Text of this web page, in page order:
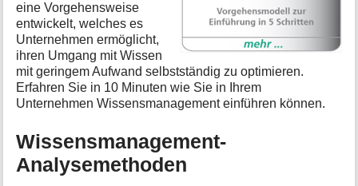
eine Vorgehensweise
entwickelt, welches es
Unternehmen ermöglicht,
ihren Umgang mit Wissen
mit geringem Aufwand selbstständig zu optimieren.
Erfahren Sie in 10 Minuten wie Sie in Ihrem
Unternehmen Wissensmanagement einführen können.
Wissensmanagement-
Analysemethoden